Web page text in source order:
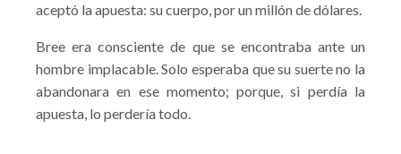
aceptó la apuesta: su cuerpo, por un millón de dólares.
Bree era consciente de que se encontraba ante un
hombre implacable. Solo esperaba que su suerte no la
abandonara en ese momento; porque, si perdía la
apuesta, lo perdería todo.